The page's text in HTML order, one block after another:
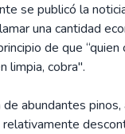
se publicó la
una cantidad
de que
limpia, cobra".
de abundantes